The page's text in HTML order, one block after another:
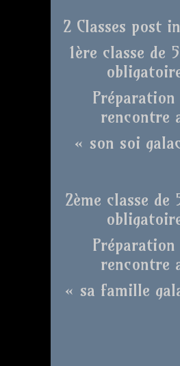
2 Classes post
1ère classe de
Préparation
rencontre
« son soi
2ème classe de
Préparation
rencontre
« sa famille